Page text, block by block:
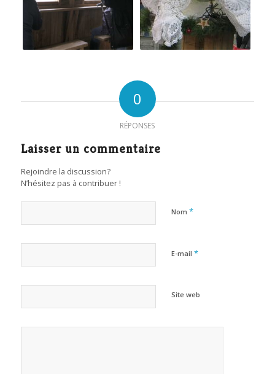
0
RÉPONSES
Laisser un commentaire
Rejoindre la discussion?
N’hésitez pas à contribuer !
Nom *
E-mail *
Site web